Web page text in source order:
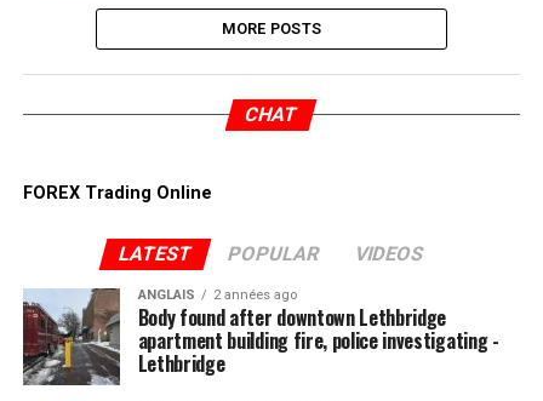
MORE POSTS
CHAT
FOREX Trading Online
LATEST POPULAR VIDEOS
ANGLAIS 2 années ago
Body found after downtown Lethbridge
apartment building fire, police investigating -
Lethbridge